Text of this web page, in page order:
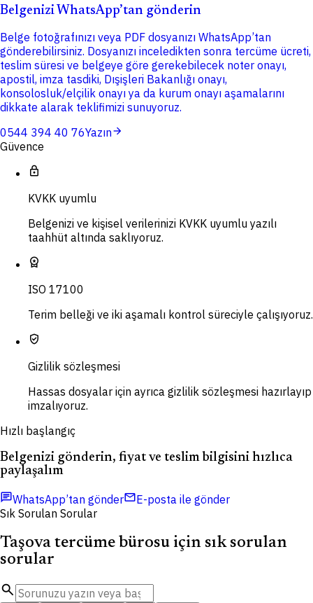
Belgenizi WhatsApp’tan gönderin
Belge fotoğrafınızı veya PDF dosyanızı WhatsApp’tan
gönderebilirsiniz. Dosyanızı inceledikten sonra tercüme ücreti,
teslim süresi ve belgeye göre gerekebilecek noter onayı,
apostil, imza tasdiki, Dışişleri Bakanlığı onayı,
konsolosluk/elçilik onayı ya da kurum onayı aşamalarını
dikkate alarak teklifimizi sunuyoruz.
0544 394 40 76Yazınarrow_forward
Güvence
lock
KVKK uyumlu
Belgenizi ve kişisel verilerinizi KVKK uyumlu yazılı
taahhüt altında saklıyoruz.
workspace_premium
ISO 17100
Terim belleği ve iki aşamalı kontrol süreciyle çalışıyoruz.
verified_user
Gizlilik sözleşmesi
Hassas dosyalar için ayrıca gizlilik sözleşmesi hazırlayıp
imzalıyoruz.
Hızlı başlangıç
Belgenizi gönderin, fiyat ve teslim bilgisini hızlıca
paylaşalım
chatWhatsApp’tan göndermailE-posta ile gönder
Sık Sorulan Sorular
Taşova tercüme bürosu için sık sorulan
sorular
search